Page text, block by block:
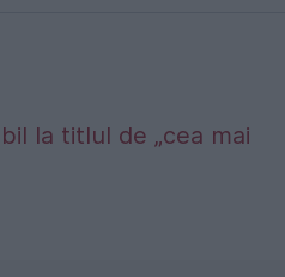
la titlul de „cea mai